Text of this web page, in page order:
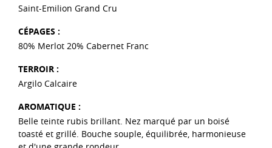
Saint-Emilion Grand Cru
CÉPAGES :
80% Merlot 20% Cabernet Franc
TERROIR :
Argilo Calcaire
AROMATIQUE :
Belle teinte rubis brillant. Nez marqué par un boisé
toasté et grillé. Bouche souple, équilibrée, harmonieuse